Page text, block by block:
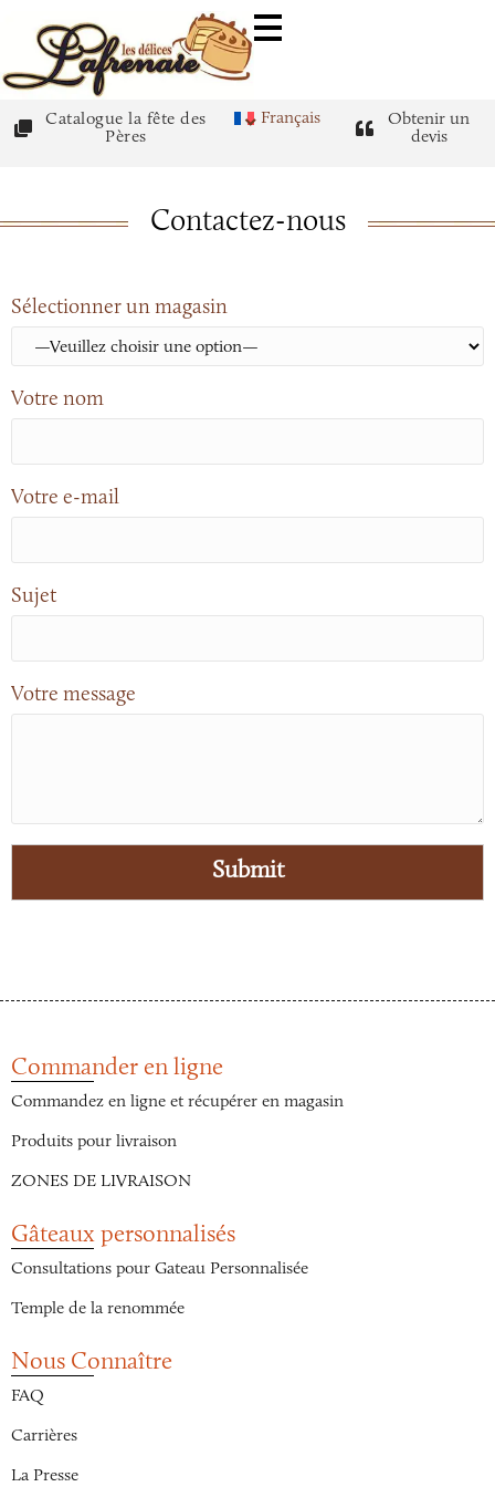
Catalogue la fête des
Pères
Français
Obtenir un
devis
Contactez-nous
Sélectionner un magasin
Votre nom
Votre e-mail
Sujet
Votre message
Commander en ligne
Commandez en ligne et récupérer en magasin
Produits pour livraison
ZONES DE LIVRAISON
Gâteaux personnalisés
Consultations pour Gateau Personnalisée
Temple de la renommée
Nous Connaître
FAQ
Carrières
La Presse